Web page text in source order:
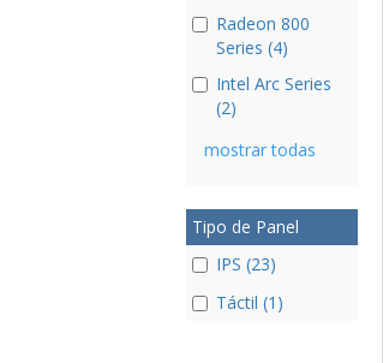
Radeon 800
Series (4)
Intel Arc Series
(2)
mostrar todas
Tipo de Panel
IPS (23)
Táctil (1)